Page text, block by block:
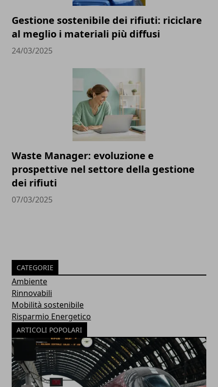
Gestione sostenibile dei rifiuti: riciclare
al meglio i materiali più diffusi
24/03/2025
Waste Manager: evoluzione e
prospettive nel settore della gestione
dei rifiuti
07/03/2025
CATEGORIE
Ambiente
Rinnovabili
Mobilità sostenibile
Risparmio Energetico
ARTICOLI POPOLARI